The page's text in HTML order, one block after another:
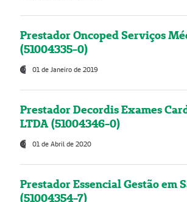
Prestador Oncoped Serviços
(51004335-0)
01 de Janeiro de 2019
Prestador Decordis Exames
LTDA (51004346-0)
01 de Abril de 2020
Prestador Essencial Gestão em
(51004354-7)